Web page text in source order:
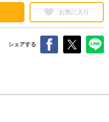
お気に入り
シェアする